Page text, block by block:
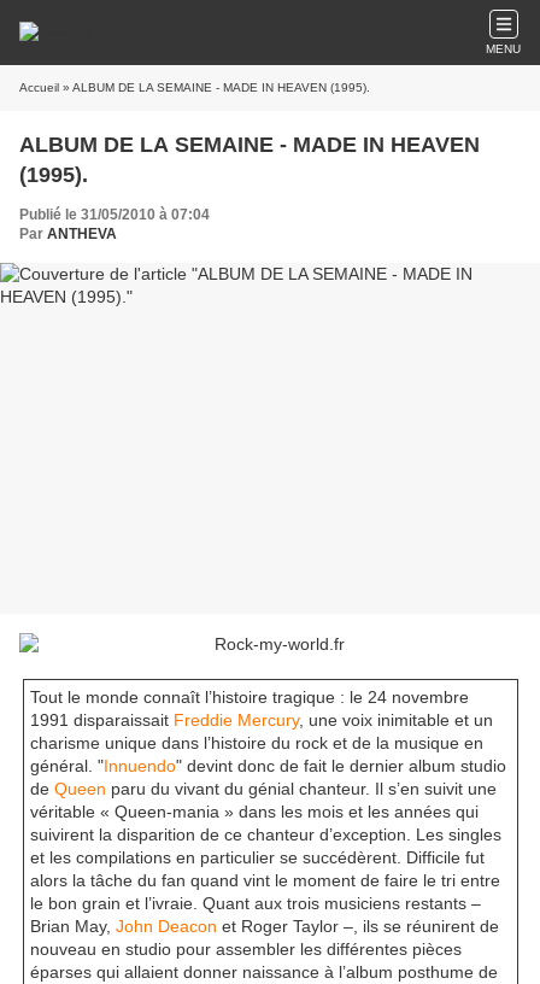
MENU
Accueil » ALBUM DE LA SEMAINE - MADE IN HEAVEN (1995).
ALBUM DE LA SEMAINE - MADE IN HEAVEN
(1995).
Publié le 31/05/2010 à 07:04
Par ANTHEVA
Tout le monde connaît l’histoire tragique : le 24 novembre
1991 disparaissait Freddie Mercury, une voix inimitable et un
charisme unique dans l’histoire du rock et de la musique en
général. "Innuendo" devint donc de fait le dernier album studio
de Queen paru du vivant du génial chanteur. Il s’en suivit une
véritable « Queen-mania » dans les mois et les années qui
suivirent la disparition de ce chanteur d’exception. Les singles
et les compilations en particulier se succédèrent. Difficile fut
alors la tâche du fan quand vint le moment de faire le tri entre
le bon grain et l’ivraie. Quant aux trois musiciens restants –
Brian May, John Deacon et Roger Taylor –, ils se réunirent de
nouveau en studio pour assembler les différentes pièces
éparses qui allaient donner naissance à l’album posthume de